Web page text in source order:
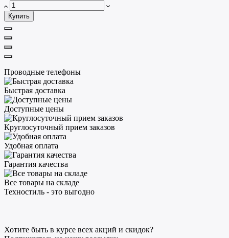
Купить
Проводные телефоны
Быстрая доставка
Доступные цены
Круглосуточный прием заказов
Удобная оплата
Гарантия качества
Все товары на складе
Техностиль - это выгодно
Хотите быть в курсе всех акций и скидок?